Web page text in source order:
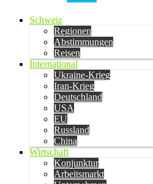
Schweiz
Regionen
Abstimmungen
Reisen
International
Ukraine-Krieg
Iran-Krieg
Deutschland
USA
EU
Russland
China
Wirtschaft
Konjunktur
Arbeitsmarkt